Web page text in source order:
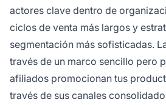
actores clave dentro de
ciclos de venta más largos y
segmentación más sofisticadas.
través de un marco sencillo pero
afiliados promocionan tus
través de sus canales